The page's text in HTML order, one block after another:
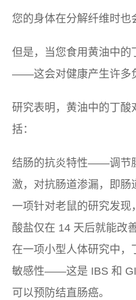
您的身体在分解纤维时也
但是，当您食用黄油中的
——这会对健康产生许多
研究表明，黄油中的丁酸
括：
结肠的抗炎特性——调节
激，对抗肠道渗漏，即肠
一项针对老鼠的研究发现
酸盐仅在 14 天后就能改
在一项小型人体研究中
敏感性——这是 IBS 和 GI
可以预防结直肠癌。